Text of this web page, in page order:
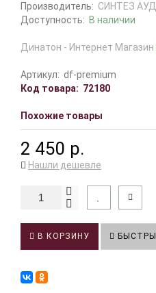
Производитель: СИНТЕЗ
Доступность: В наличии
Динатон - Интернет Магазин
Артикул: df-premium
Код товара: 72180
Похожие товары
2 450 р.
Нашли дешевле
В КОРЗИНУ